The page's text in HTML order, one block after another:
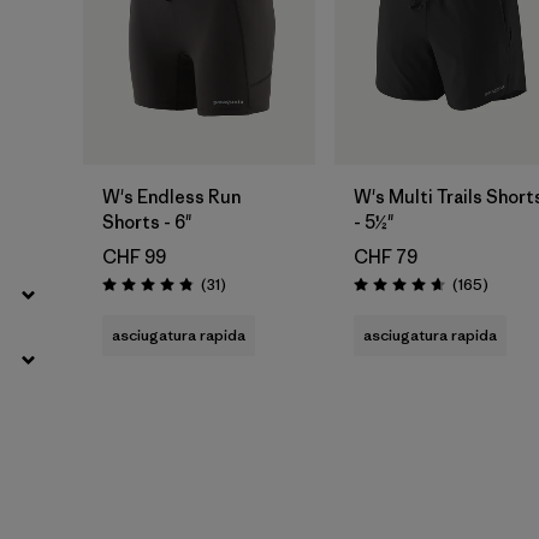
W's Endless Run
Shorts - 6"
CHF 99
Valutazione: 4.8 / 5
(31Recensioni
)
asciugatura rapida
W's Multi Trails
- 5½"
CHF 79
Valutazione: 4.7 / 5
(165)
asciugatura rapida